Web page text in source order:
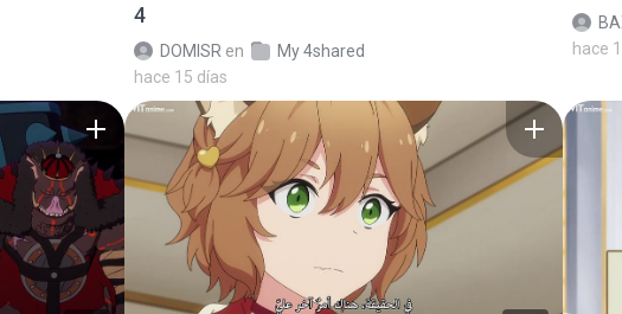
4
DOMISR en
My 4shared
hace 15 días
hace